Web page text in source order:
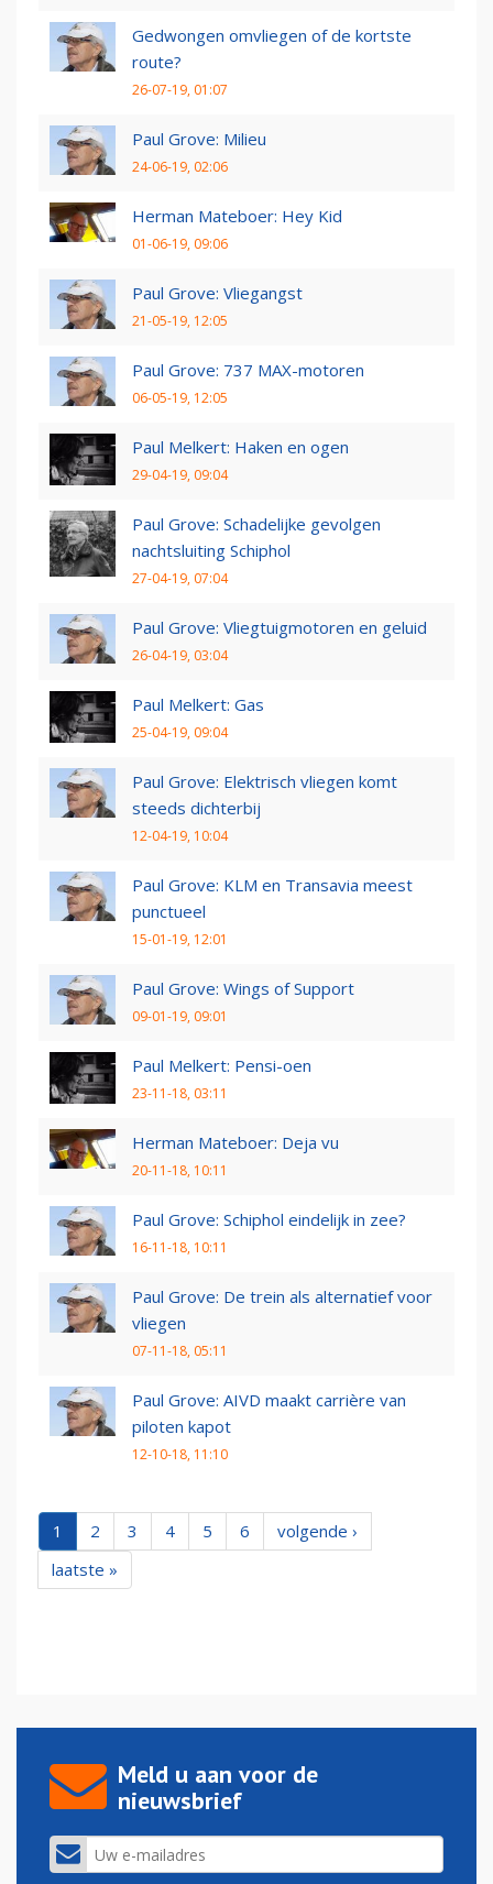
Gedwongen omvliegen of de kortste
route?
26-07-19, 01:07
Paul Grove: Milieu
24-06-19, 02:06
Herman Mateboer: Hey Kid
01-06-19, 09:06
Paul Grove: Vliegangst
21-05-19, 12:05
Paul Grove: 737 MAX-motoren
06-05-19, 12:05
Paul Melkert: Haken en ogen
29-04-19, 09:04
Paul Grove: Schadelijke gevolgen
nachtsluiting Schiphol
27-04-19, 07:04
Paul Grove: Vliegtuigmotoren en geluid
26-04-19, 03:04
Paul Melkert: Gas
25-04-19, 09:04
Paul Grove: Elektrisch vliegen komt
steeds dichterbij
12-04-19, 10:04
Paul Grove: KLM en Transavia meest
punctueel
15-01-19, 12:01
Paul Grove: Wings of Support
09-01-19, 09:01
Paul Melkert: Pensi-oen
23-11-18, 03:11
Herman Mateboer: Deja vu
20-11-18, 10:11
Paul Grove: Schiphol eindelijk in zee?
16-11-18, 10:11
Paul Grove: De trein als alternatief voor
vliegen
07-11-18, 05:11
Paul Grove: AIVD maakt carrière van
piloten kapot
12-10-18, 11:10
1 2 3 4 5 6
volgende ›
laatste »
Meld u aan voor de
nieuwsbrief